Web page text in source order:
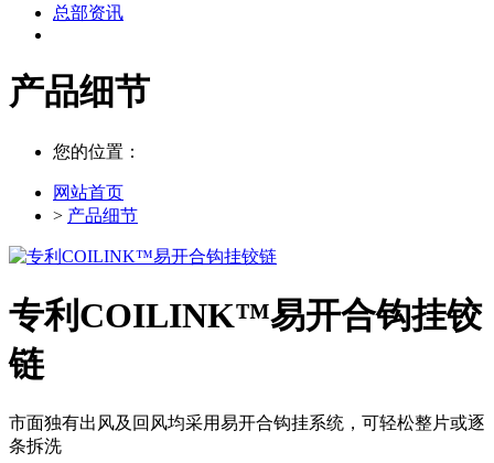
总部资讯
产品细节
您的位置：
网站首页
> 产品细节
专利COILINK™易开合钩挂铰
链
市面独有出风及回风均采用易开合钩挂系统，可轻松整片或逐
条拆洗